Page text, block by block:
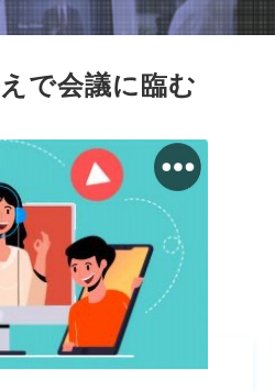
事例紹介
立ち情報
トナー募集
で会議に臨む